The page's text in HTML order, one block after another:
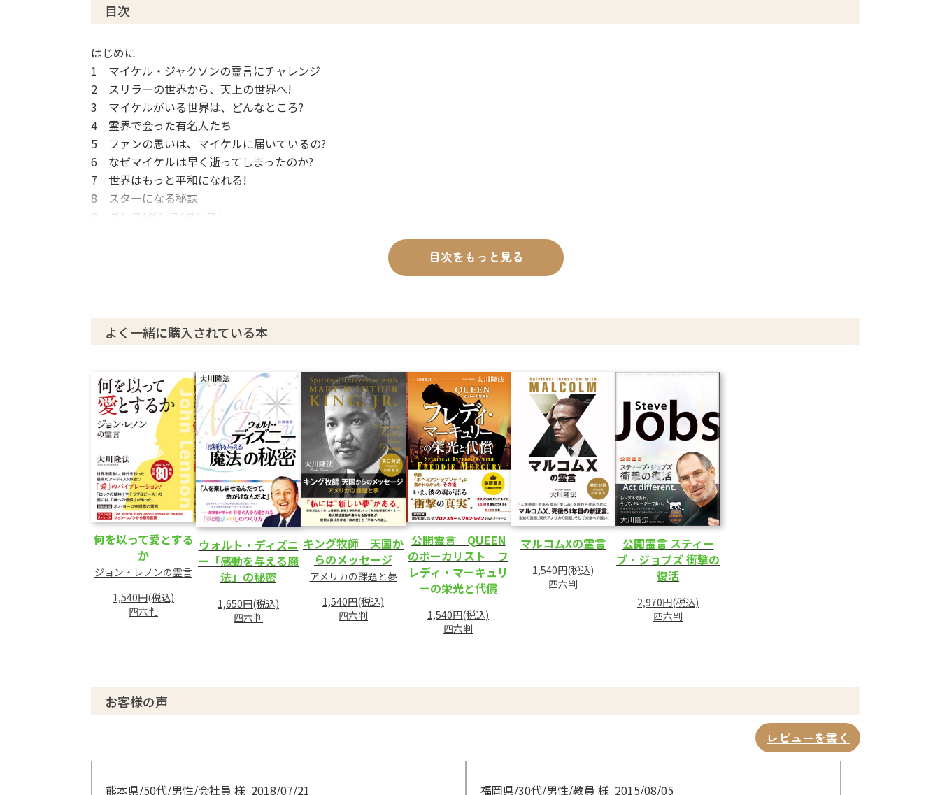
目次
はじめに
1 マイケル・ジャクソンの霊言にチャレンジ
2 スリラーの世界から、天上の世界へ!
3 マイケルがいる世界は、どんなところ?
4 霊界で会った有名人たち
5 ファンの思いは、マイケルに届いているの?
6 なぜマイケルは早く逝ってしまったのか?
7 世界はもっと平和になれる!
8 スターになる秘訣
9 ダンス!ダンス!ダンス!
目次をもっと見る
よく一緒に購入されている本
何を以って愛とする
か
ジョン・レノンの霊言
1,540円(税込)
四六判
ウォルト・ディズニ
ー「感動を与える魔
法」の秘密
1,650円(税込)
四六判
キング牧師 天国か
らのメッセージ
アメリカの課題と夢
1,540円(税込)
四六判
公開霊言 QUEEN
のボーカリスト フ
レディ・マーキュリ
ーの栄光と代償
1,540円(税込)
四六判
マルコムXの霊言
1,540円(税込)
四六判
公開霊言 スティー
ブ・ジョブズ 衝撃の
復活
2,970円(税込)
四六判
お客様の声
レビューを書く
熊本県/50代/男性/会社員 様 2018/07/21 福岡県/30代/男性/教員 様 2015/08/05